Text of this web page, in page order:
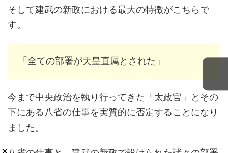
そして建武の新政における最大の特徴がこちらで
す。
「全ての部署が天皇直属とされた」
今まで中央政治を執り行ってきた「太政官」とその
下にある八省の仕事を実質的に否定することになり
ました。